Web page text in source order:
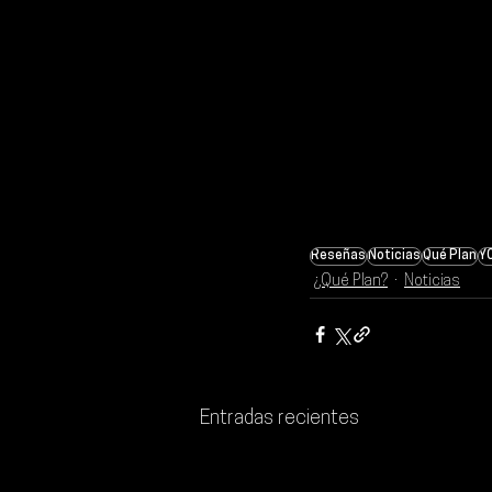
ReseñasNoticiasQué Plan
¿Qué Plan? Noticias
Entradas recientes